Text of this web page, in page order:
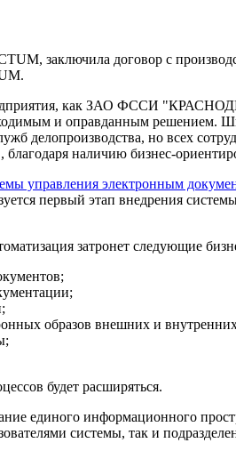
заключила договор с
как ЗАО ФССИ
и оправданным
делопроизводства, но всех
благодаря наличию бизнес-
управления электронным
первый этап внедрения
затронет следующие
образов внешних и
будет расширяться.
единого информационного
системы, так и